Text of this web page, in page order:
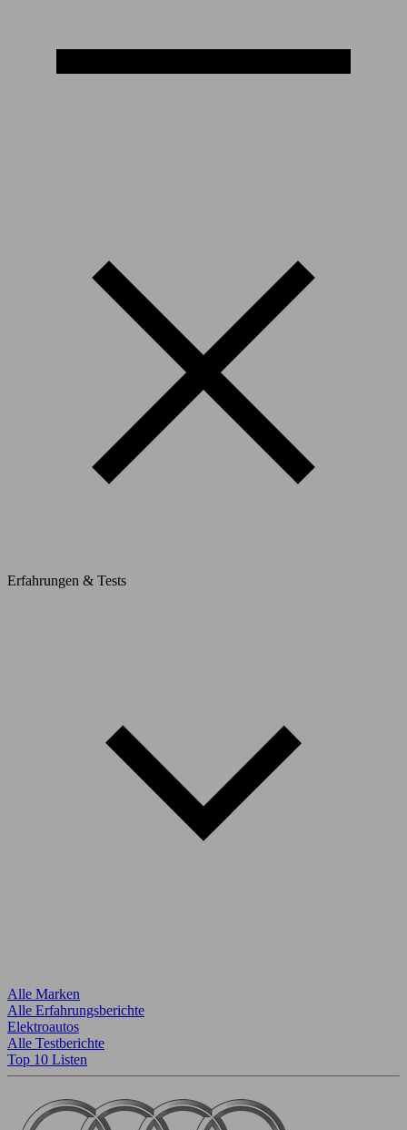
Erfahrungen & Tests
Alle Marken
Alle Erfahrungsberichte
Elektroautos
Alle Testberichte
Top 10 Listen